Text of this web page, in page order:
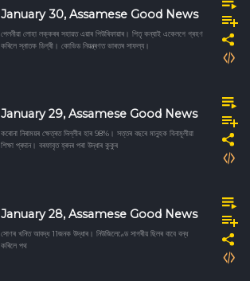
January 30, Assamese Good News
পেলনীয়া লোহা লক্কৰৰ সহায়ত এয়াৰ পিউৰিফায়াৰ। পিতৃ কন্যাই একেলগে গ্ৰহণ
কৰিলে স্নাতক ডিগ্ৰী। কোভিড নিয়ন্ত্ৰণত ভাৰতৰ সাফল্য।
January 29, Assamese Good News
কৰোনা নিৰাময়ৰ ক্ষেত্ৰত দিল্লীৰ হাৰ 98%। সত্তৰ বছৰে মানুহক বিনামূলীয়া
শিক্ষা প্ৰদান। বৰফাবৃত হ্ৰদৰ পৰা উদ্ধাৰ কুকুৰ
January 28, Assamese Good News
সোণৰ খনিত আবদ্ধ 11জনক উদ্ধাৰ। নিউজিলেণ্ডে সাগৰীয় ছিলৰ বাবে বন্ধ
কৰিলে পথ